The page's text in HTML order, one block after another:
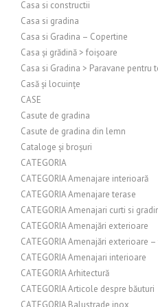
Casa si constructii
Casa si gradina
Casa si Gradina – Copertine
Casa și grădină > foișoare
Casa si Gradina > Paravane pentru
Casă și locuințe
CASE
Casute de gradina
Casute de gradina din lemn
Cataloge și broșuri
CATEGORIA
CATEGORIA Amenajare interioară
CATEGORIA Amenajare terase
CATEGORIA Amenajari curti si
CATEGORIA Amenajări exterioare
CATEGORIA Amenajări exterioare
CATEGORIA Amenajari interioare
CATEGORIA Arhitectură
CATEGORIA Articole despre băuturi
CATEGORIA Balustrade inox